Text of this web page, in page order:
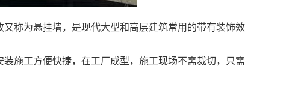
称为悬挂墙，是现代大型和高层建筑常用的带有装饰效
施工方便快捷，在工厂成型，施工现场不需裁切，只需